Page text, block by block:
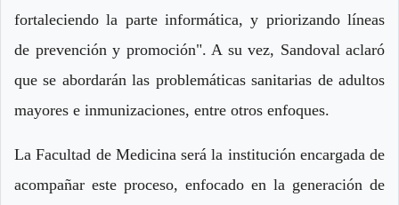
fortaleciendo la parte informática, y priorizando líneas
de prevención y promoción". A su vez, Sandoval aclaró
que se abordarán las problemáticas sanitarias de adultos
mayores e inmunizaciones, entre otros enfoques.
La Facultad de Medicina será la institución encargada de
acompañar este proceso, enfocado en la generación de